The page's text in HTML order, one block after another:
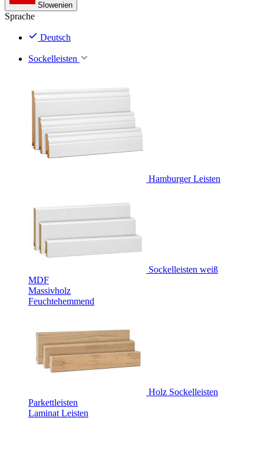
Slowenien
Sprache
Deutsch
Sockelleisten
Hamburger Leisten
Sockelleisten weiß
MDF
Massivholz
Feuchtehemmend
Holz Sockelleisten
Parkettleisten
Laminat Leisten